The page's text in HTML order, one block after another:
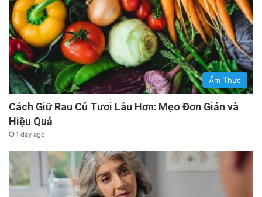
Tin từ RFARead More
English rfa
Ẩm Thực
Cách Giữ Rau Củ Tươi Lâu Hơn: Mẹo Đơn Giản và
Hiệu Quả
1 day ago